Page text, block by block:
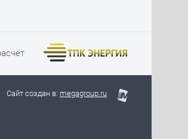
Сайт создан в: megagroup.ru